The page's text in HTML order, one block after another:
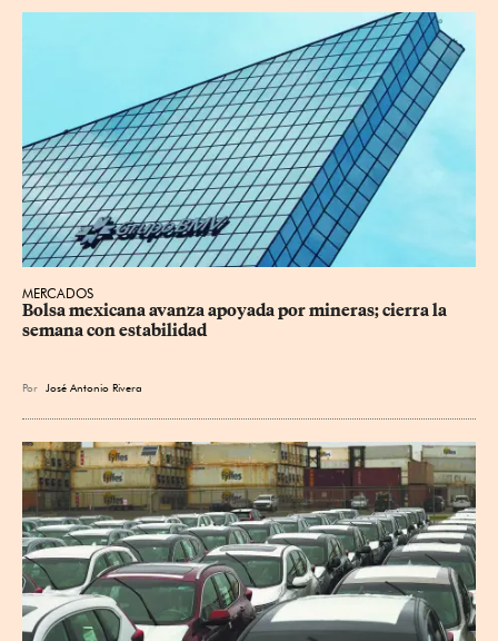
MERCADOS
Bolsa mexicana avanza apoyada por mineras; cierra la
semana con estabilidad
Por José Antonio Rivera